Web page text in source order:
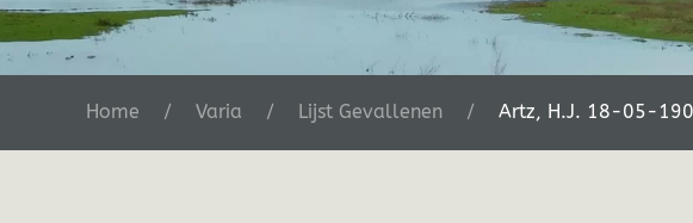
Home Varia Lijst Gevallenen Artz, H.J. 18-05-